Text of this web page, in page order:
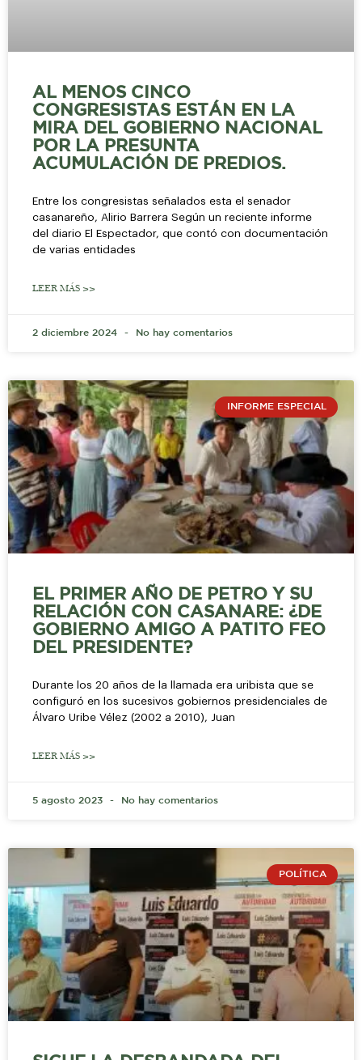
AL MENOS CINCO
CONGRESISTAS ESTÁN EN LA
MIRA DEL GOBIERNO NACIONAL
POR LA PRESUNTA
ACUMULACIÓN DE PREDIOS.
Entre los congresistas señalados esta el senador
casanareño, Alirio Barrera Según un reciente informe
del diario El Espectador, que contó con documentación
de varias entidades
LEER MÁS >>
2 diciembre 2024 No hay comentarios
INFORME ESPECIAL
EL PRIMER AÑO DE PETRO Y SU
RELACIÓN CON CASANARE: ¿DE
GOBIERNO AMIGO A PATITO FEO
DEL PRESIDENTE?
Durante los 20 años de la llamada era uribista que se
configuró en los sucesivos gobiernos presidenciales de
Álvaro Uribe Vélez (2002 a 2010), Juan
LEER MÁS >>
5 agosto 2023 No hay comentarios
POLÍTICA